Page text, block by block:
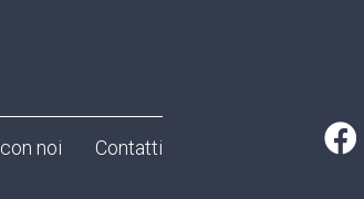
noi Contatti